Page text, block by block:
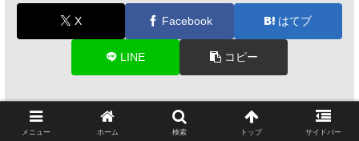
X Facebook はてブ
LINE コピー
ゲームをやればいいじゃないをフォローする
メニュー ホーム 検索 トップ サイドバー